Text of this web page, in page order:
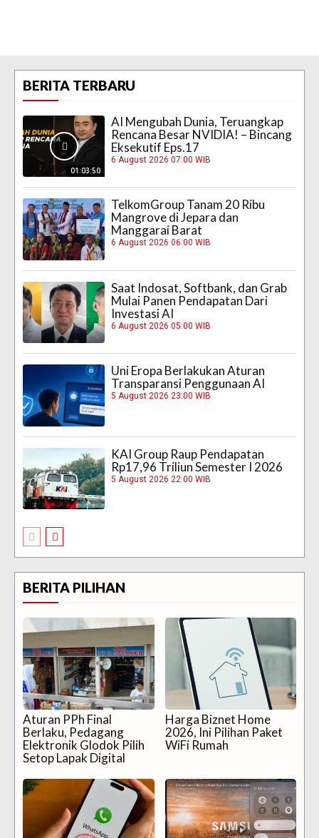
BERITA TERBARU
01:03:50
AI Mengubah Dunia, Teruangkap
Rencana Besar NVIDIA! – Bincang
Eksekutif Eps.17
6 August 2026 07:00 WIB
TelkomGroup Tanam 20 Ribu
Mangrove di Jepara dan
Manggarai Barat
6 August 2026 06:00 WIB
Saat Indosat, Softbank, dan Grab
Mulai Panen Pendapatan Dari
Investasi AI
6 August 2026 05:00 WIB
Uni Eropa Berlakukan Aturan
Transparansi Penggunaan AI
5 August 2026 23:00 WIB
KAI Group Raup Pendapatan
Rp17,96 Triliun Semester I 2026
5 August 2026 22:00 WIB
BERITA PILIHAN
Aturan PPh Final
Berlaku, Pedagang
Elektronik Glodok Pilih
Setop Lapak Digital
Harga Biznet Home
2026, Ini Pilihan Paket
WiFi Rumah